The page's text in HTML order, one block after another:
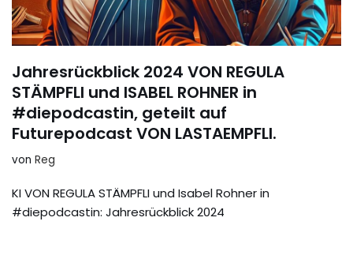
Jahresrückblick 2024 VON REGULA
STÄMPFLI und ISABEL ROHNER in
#diepodcastin, geteilt auf
Futurepodcast VON LASTAEMPFLI.
von Reg
KI VON REGULA STÄMPFLI und Isabel Rohner in
#diepodcastin: Jahresrückblick 2024